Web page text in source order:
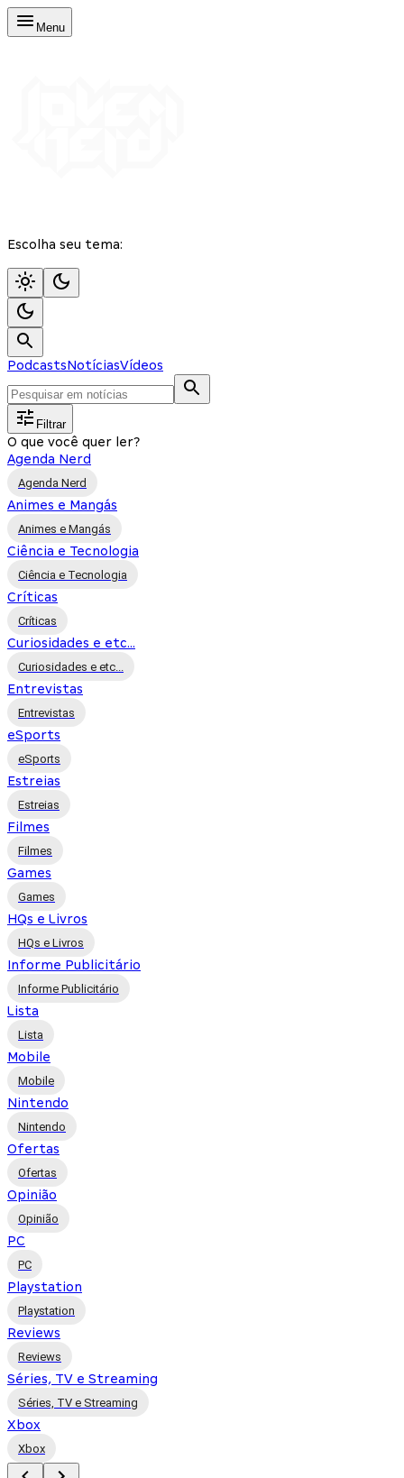
Menu
Escolha seu tema:
PodcastsNotíciasVídeos
Filtrar
O que você quer ler?
Agenda Nerd
Agenda Nerd
Animes e Mangás
Animes e Mangás
Ciência e Tecnologia
Ciência e Tecnologia
Críticas
Críticas
Curiosidades e etc...
Curiosidades e etc...
Entrevistas
Entrevistas
eSports
eSports
Estreias
Estreias
Filmes
Filmes
Games
Games
HQs e Livros
HQs e Livros
Informe Publicitário
Informe Publicitário
Lista
Lista
Mobile
Mobile
Nintendo
Nintendo
Ofertas
Ofertas
Opinião
Opinião
PC
PC
Playstation
Playstation
Reviews
Reviews
Séries, TV e Streaming
Séries, TV e Streaming
Xbox
Xbox